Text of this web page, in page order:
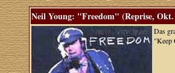
Neil Young: "Freedom" (Reprise, Okt.
Das
"Keep